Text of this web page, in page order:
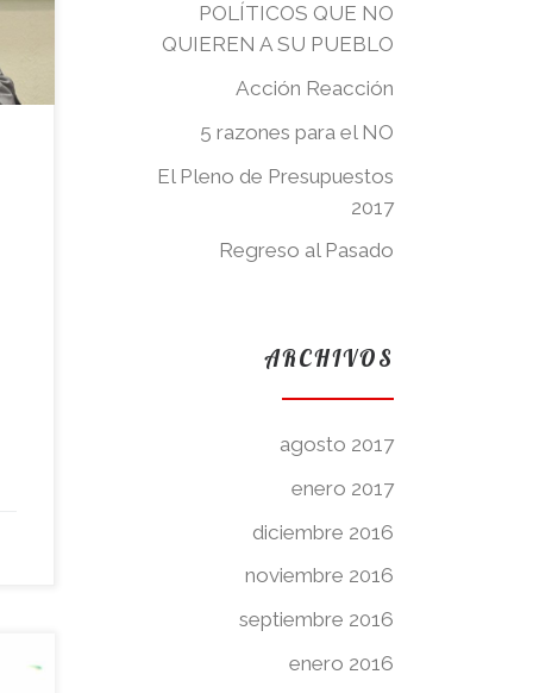
POLÍTICOS QUE NO
QUIEREN A SU PUEBLO
Acción Reacción
5 razones para el NO
El Pleno de Presupuestos
2017
Regreso al Pasado
ARCHIVOS
agosto 2017
enero 2017
diciembre 2016
noviembre 2016
septiembre 2016
enero 2016